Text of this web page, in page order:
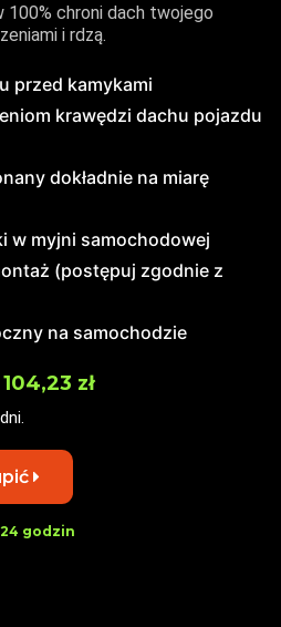
chroni dach twojego
i rdzą.
przed kamykami
krawędzi dachu pojazdu
dokładnie na miarę
w myjni samochodowej
(postępuj zgodnie z
na samochodzie
104,23 zł
24 godzin